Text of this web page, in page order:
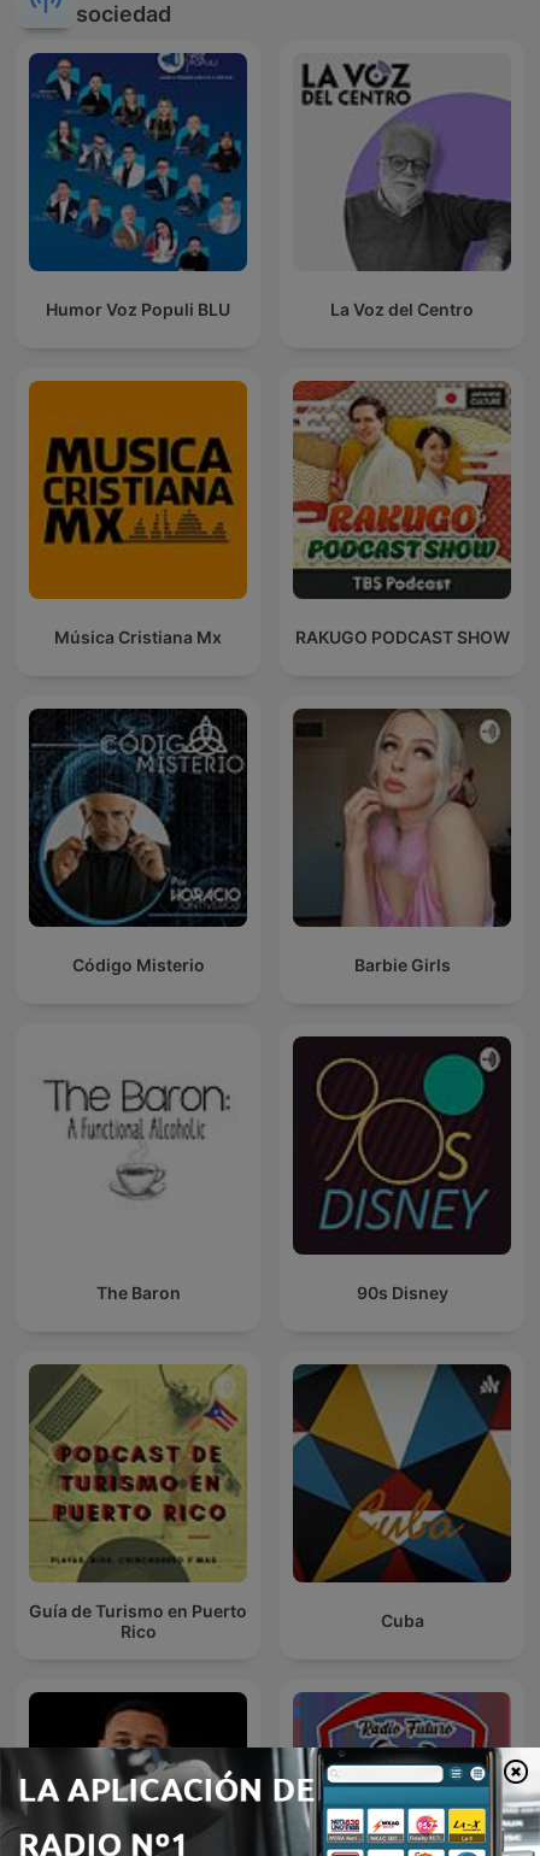
sociedad
Humor Voz Populi BLU La Voz del Centro
Música Cristiana Mx RAKUGO PODCAST SHOW
Código Misterio Barbie Girls
The Baron 90s Disney
Guía de Turismo en Puerto
Rico
Cuba